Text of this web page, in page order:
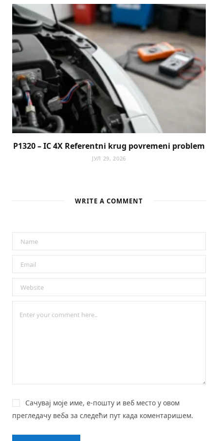
P1320 – IC 4X Referentni krug povremeni problem
ЈУЛ 29, 2026
WRITE A COMMENT
Сачувај моје име, е-пошту и веб место у овом
прегледачу веба за следећи пут када коментаришем.